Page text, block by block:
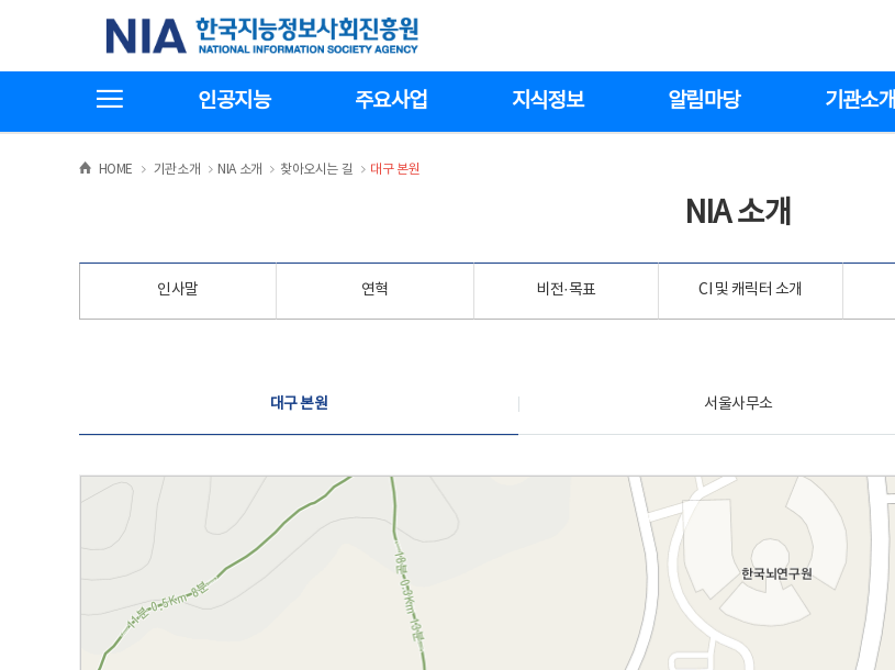
기
한국지능정보사회진흥원
인공지능 주요사업 지식정보 알림마당 기관소개
HOME >
기관소개 >NIA 소개 >
찾아오시는 길 >
대구 본원
NIA 소개
인사말 연혁 비전·목표 CI 및 캐릭터 소개
대구 본원 서울사무소